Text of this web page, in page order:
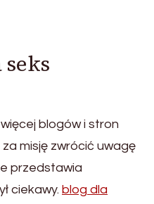
blogów i stron
misję zwrócić uwagę
przedstawia
ciekawy. blog dla